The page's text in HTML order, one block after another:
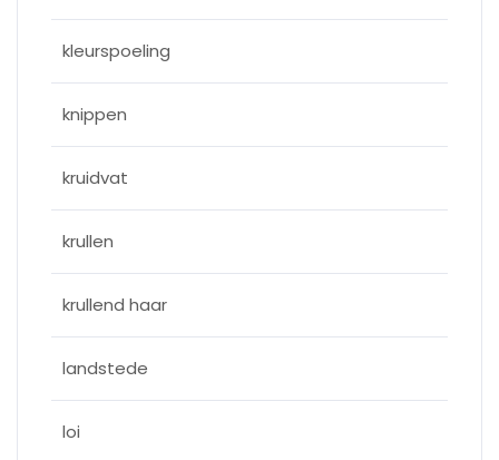
kleurspoeling
knippen
kruidvat
krullen
krullend haar
landstede
loi